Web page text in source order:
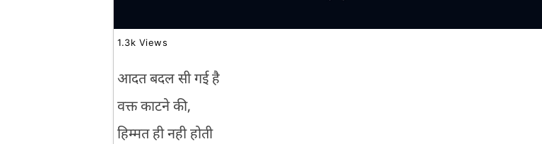
1.3k Views
आदत बदल सी गई है
वक्त काटने की,
हिम्मत ही नही होती